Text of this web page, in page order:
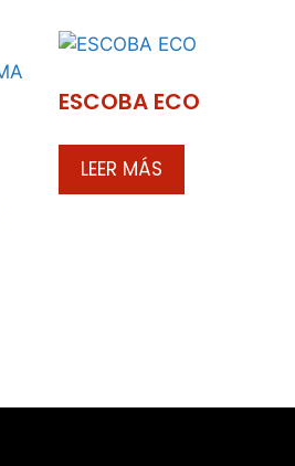
ESCOBA ECO
LEER MÁS